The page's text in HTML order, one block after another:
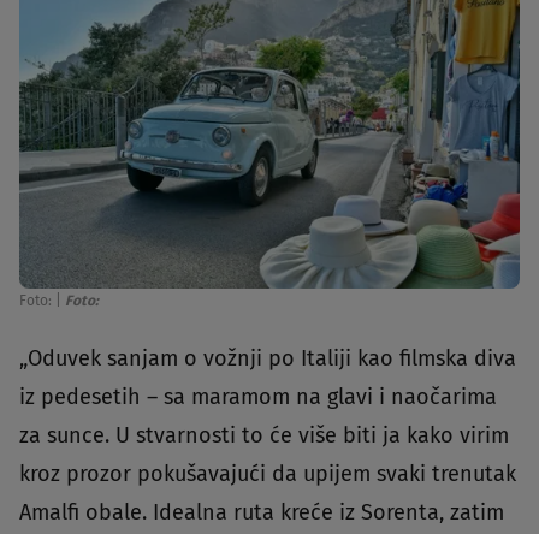
Foto: Foto:
„Oduvek sanjam o vožnji po Italiji kao filmska diva
iz pedesetih – sa maramom na glavi i naočarima
za sunce. U stvarnosti to će više biti ja kako virim
kroz prozor pokušavajući da upijem svaki trenutak
Amalfi obale. Idealna ruta kreće iz Sorenta, zatim